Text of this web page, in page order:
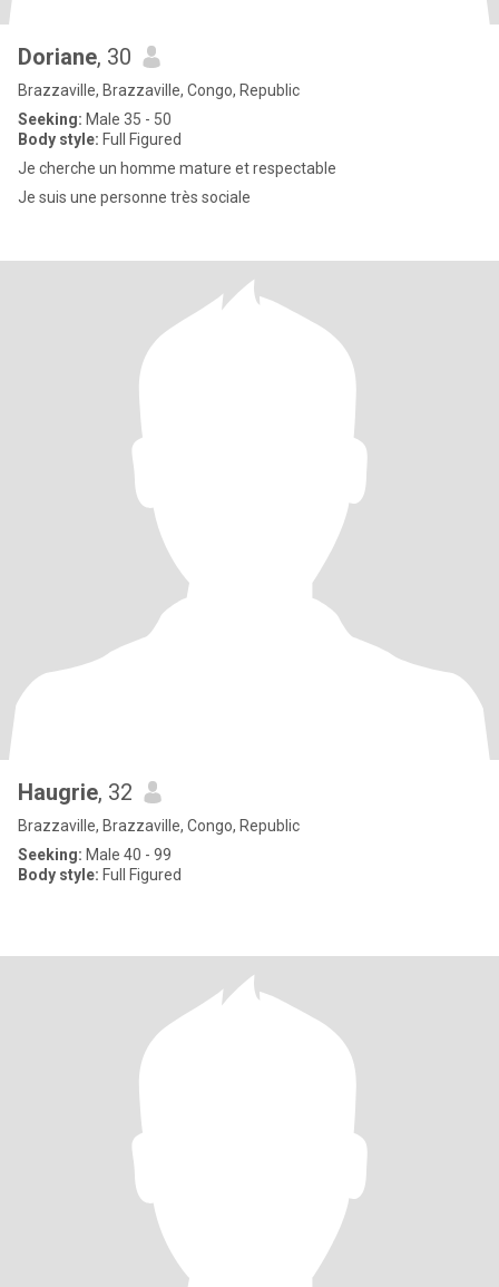
Doriane, 30
Brazzaville, Brazzaville, Congo, Republic
Seeking: Male 35 - 50
Body style: Full Figured
Je cherche un homme mature et respectable
Je suis une personne très sociale
Haugrie, 32
Brazzaville, Brazzaville, Congo, Republic
Seeking: Male 40 - 99
Body style: Full Figured